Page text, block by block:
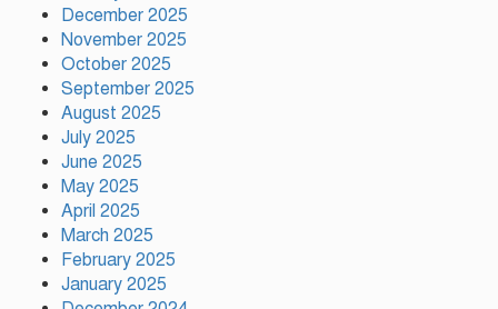
December 2025
November 2025
October 2025
September 2025
August 2025
July 2025
June 2025
May 2025
April 2025
March 2025
February 2025
January 2025